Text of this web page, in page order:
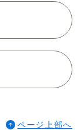
ページ上部へ